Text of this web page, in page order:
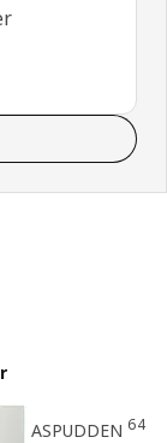
Anmeldelser i
ASPUDDEN 64